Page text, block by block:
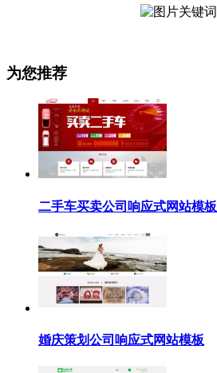
为您推荐
二手车买卖公司响应式网站模板
婚庆策划公司响应式网站模板